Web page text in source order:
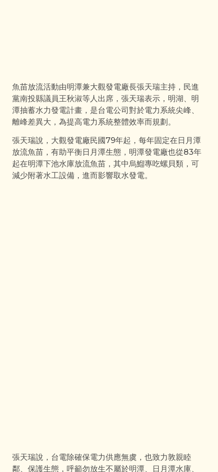
魚苗放流活動由明潭兼大觀發電廠長張天瑞主持，民進
黨南投縣議員王秋淑等人出席，張天瑞表示，明湖、明
潭抽蓄水力發電計畫，是台電公司對於電力系統尖峰、
離峰差異大，為提高電力系統整體效率而規劃。
張天瑞說，大觀發電廠民國79年起，每年固定在日月潭
放流魚苗，有助平衡日月潭生態，明潭發電廠也從83年
起在明潭下池水庫放流魚苗，其中烏鰡專吃螺貝類，可
減少附著水工設備，進而影響取水發電。
張天瑞說，台電除確保電力供應無虞，也致力敦親睦
鄰、保護生態，呼籲勿放生不屬於明潭、日月潭水庫、